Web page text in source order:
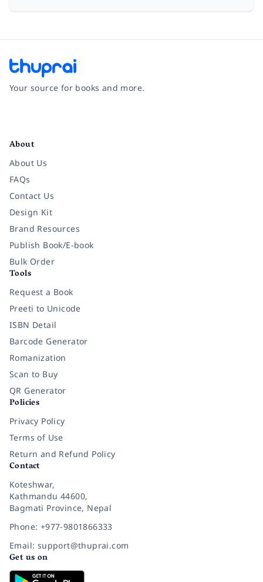
Your source for books and more.
About
About Us
FAQs
Contact Us
Design Kit
Brand Resources
Publish Book/E-book
Bulk Order
Tools
Request a Book
Preeti to Unicode
ISBN Detail
Barcode Generator
Romanization
Scan to Buy
QR Generator
Policies
Privacy Policy
Terms of Use
Return and Refund Policy
Contact
Koteshwar,
Kathmandu 44600,
Bagmati Province, Nepal
Phone: +977-9801866333
Email: support@thuprai.com
Get us on